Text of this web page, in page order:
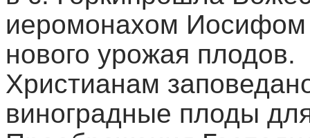
иеромонахом
нового урожая плодов.
Христианам
виноградные плоды